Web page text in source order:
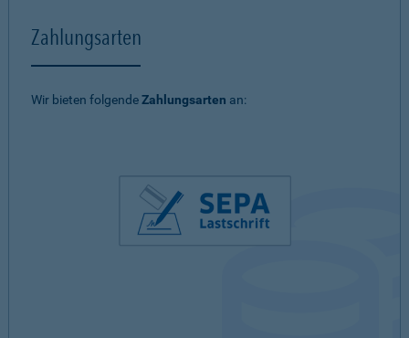
Zahlungsarten
Wir bieten folgendeZahlungsarten an: